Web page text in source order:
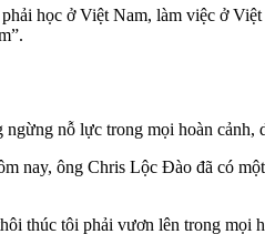
học ở Việt Nam, làm việc ở
nỗ lực trong mọi hoàn cảnh,
nay, ông Chris Lộc Đào đã có
thúc tôi phải vươn lên trong mọi